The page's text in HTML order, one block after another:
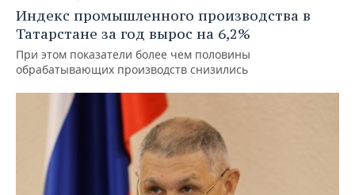
Индекс промышленного производства в
Татарстане за год вырос на 6,2%
При этом показатели более чем половины
обрабатывающих производств снизились